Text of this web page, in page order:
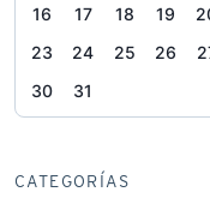
16 17 18 19
23
24 25 26
30
31
CATEGORÍAS